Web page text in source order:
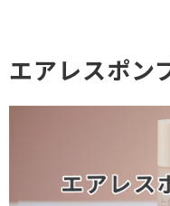
エアレスポン